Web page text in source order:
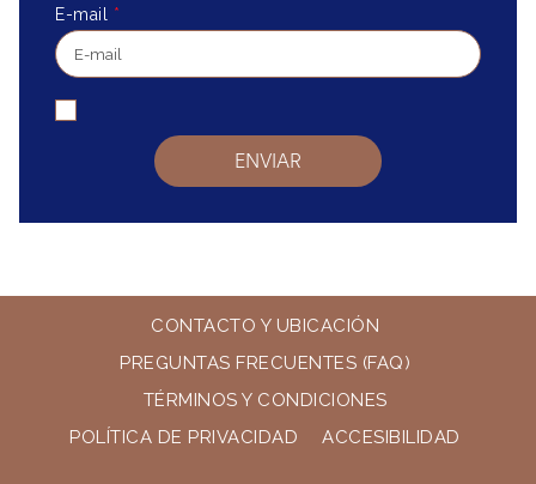
E-mail *
ENVIAR
CONTACTO Y UBICACIÓN
PREGUNTAS FRECUENTES (FAQ)
TÉRMINOS Y CONDICIONES
POLÍTICA DE PRIVACIDAD
ACCESIBILIDAD